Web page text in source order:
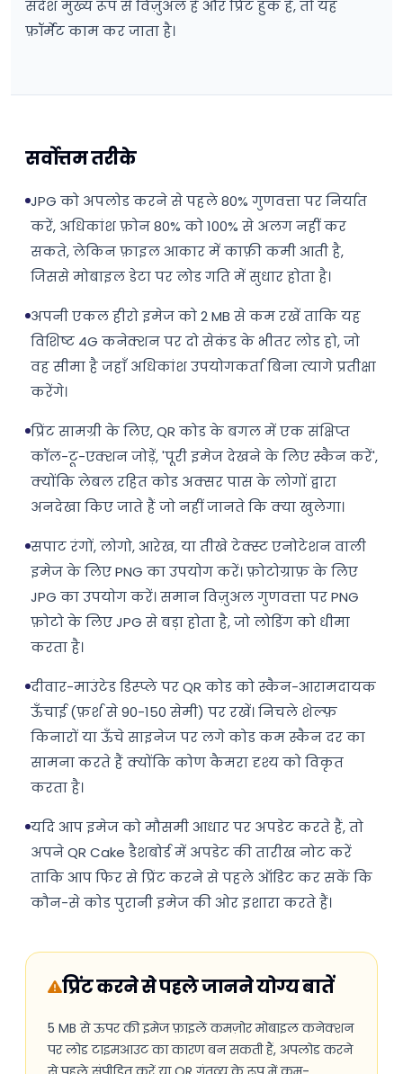
संदेश मुख्य रूप से विज़ुअल है और प्रिंट हुक है, तो यह
फ़ॉर्मेट काम कर जाता है।
सर्वोत्तम तरीके
JPG को अपलोड करने से पहले 80% गुणवत्ता पर निर्यात
करें, अधिकांश फ़ोन 80% को 100% से अलग नहीं कर
सकते, लेकिन फ़ाइल आकार में काफ़ी कमी आती है,
जिससे मोबाइल डेटा पर लोड गति में सुधार होता है।
अपनी एकल हीरो इमेज को 2 MB से कम रखें ताकि यह
विशिष्ट 4G कनेक्शन पर दो सेकंड के भीतर लोड हो, जो
वह सीमा है जहाँ अधिकांश उपयोगकर्ता बिना त्यागे प्रतीक्षा
करेंगे।
प्रिंट सामग्री के लिए, QR कोड के बगल में एक संक्षिप्त
कॉल-टू-एक्शन जोड़ें, 'पूरी इमेज देखने के लिए स्कैन करें',
क्योंकि लेबल रहित कोड अक्सर पास के लोगों द्वारा
अनदेखा किए जाते हैं जो नहीं जानते कि क्या खुलेगा।
सपाट रंगों, लोगो, आरेख, या तीखे टेक्स्ट एनोटेशन वाली
इमेज के लिए PNG का उपयोग करें। फ़ोटोग्राफ़ के लिए
JPG का उपयोग करें। समान विज़ुअल गुणवत्ता पर PNG
फ़ोटो के लिए JPG से बड़ा होता है, जो लोडिंग को धीमा
करता है।
दीवार-माउंटेड डिस्प्ले पर QR कोड को स्कैन-आरामदायक
ऊँचाई (फ़र्श से 90-150 सेमी) पर रखें। निचले शेल्फ़
किनारों या ऊँचे साइनेज पर लगे कोड कम स्कैन दर का
सामना करते हैं क्योंकि कोण कैमरा दृश्य को विकृत
करता है।
यदि आप इमेज को मौसमी आधार पर अपडेट करते हैं, तो
अपने QR Cake डैशबोर्ड में अपडेट की तारीख नोट करें
ताकि आप फिर से प्रिंट करने से पहले ऑडिट कर सकें कि
कौन-से कोड पुरानी इमेज की ओर इशारा करते हैं।
प्रिंट करने से पहले जानने योग्य बातें
5 MB से ऊपर की इमेज फ़ाइलें कमज़ोर मोबाइल कनेक्शन
पर लोड टाइमआउट का कारण बन सकती हैं, अपलोड करने